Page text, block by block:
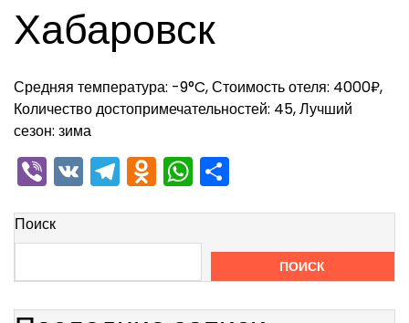
Хабаровск
Средняя температура: -9°C, Стоимость отеля: 4000₽,
Количество достопримечательностей: 45, Лучший
сезон: зима
Viber
VKTelegram
Odnoklassniki
WhatsApp
Поиск
ПОИСК